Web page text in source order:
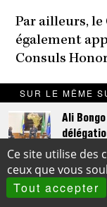
Par ailleurs,
également
Consuls
– Monsieur
de Consul
en qualité de
République
SUR LE MÊME
Ali
et de
…
Ce site utilise des
ceux que vous
Tout accepter